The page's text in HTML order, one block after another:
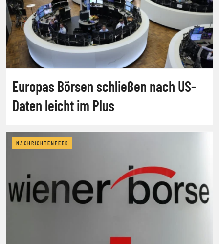
Europas Börsen schließen nach US-
Daten leicht im Plus
NACHRICHTENFEED